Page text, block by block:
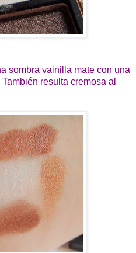
sombra vainilla mate con una
resulta cremosa al